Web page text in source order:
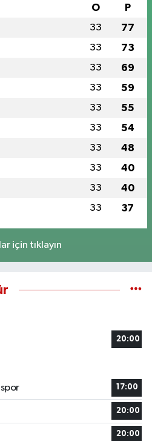
O P
33 77
33 73
33 69
33 59
33 55
33 54
33 48
33 40
33 40
33 37
için tıklayın
20:00
17:00
20:00
20:00